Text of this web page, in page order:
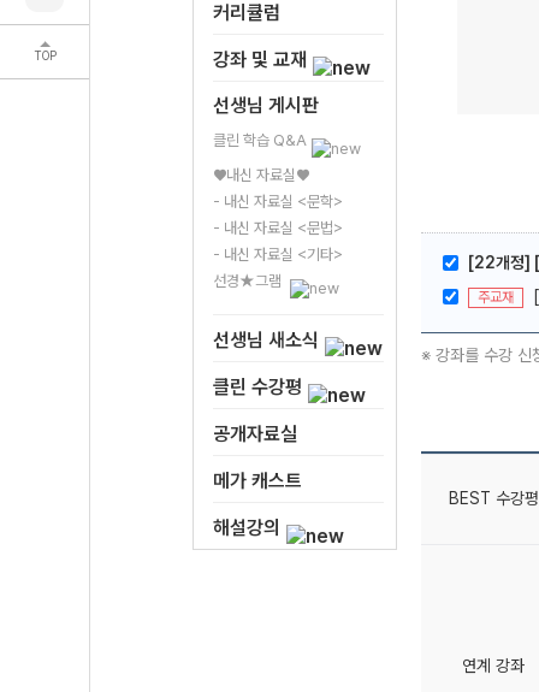
TOP
커리큘럼
강좌 및 교재
선생님 게시판
클린 학습 Q&A
♥내신 자료실♥
- 내신 자료실 <문학>
- 내신 자료실 <문법>
- 내신 자료실 <기타>
선경★그램
선생님 새소식
클린 수강평
공개자료실
메가 캐스트
해설강의
[22개정] [
주교재
※ 강좌를 수강 신
BEST 수강평
연계 강좌